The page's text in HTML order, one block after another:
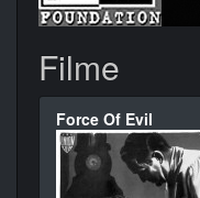
Filme
Force Of Evil